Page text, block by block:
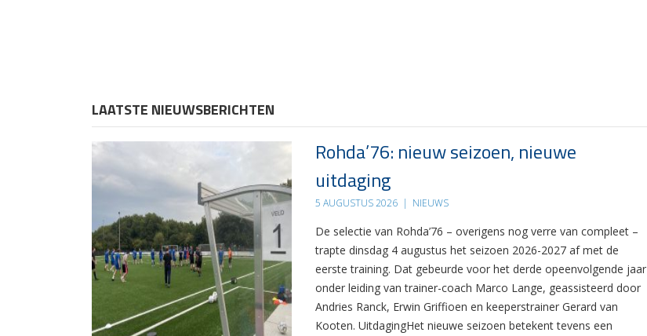
LAATSTE NIEUWSBERICHTEN
Rohda’76: nieuw seizoen, nieuwe
uitdaging
5 AUGUSTUS 2026 | NIEUWS
De selectie van Rohda’76 – overigens nog verre van compleet –
trapte dinsdag 4 augustus het seizoen 2026-2027 af met de
eerste training. Dat gebeurde voor het derde opeenvolgende jaar
onder leiding van trainer-coach Marco Lange, geassisteerd door
Andries Ranck, Erwin Griffioen en keeperstrainer Gerard van
Kooten. UitdagingHet nieuwe seizoen betekent tevens een